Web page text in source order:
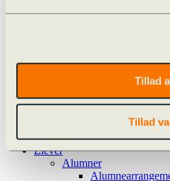
Tillad
Tillad
Cambridge
Læse- og
Procedure
Ansøg om
Ansøg om
Team Danmark
Ferieplan
Kalender
Elever
Alumner